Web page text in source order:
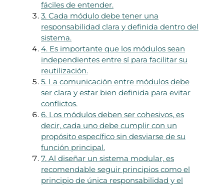
fáciles de entender.
3. Cada módulo debe tener una
responsabilidad clara y definida dentro del
sistema.
4. Es importante que los módulos sean
independientes entre sí para facilitar su
reutilización.
5. La comunicación entre módulos debe
ser clara y estar bien definida para evitar
conflictos.
6. Los módulos deben ser cohesivos, es
decir, cada uno debe cumplir con un
propósito específico sin desviarse de su
función principal.
7. Al diseñar un sistema modular, es
recomendable seguir principios como el
principio de única responsabilidad y el